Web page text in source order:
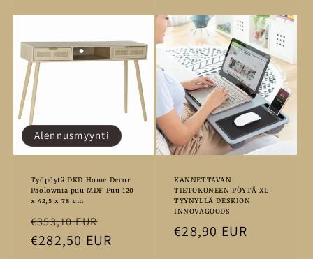
Alennusmyynti
Työpöytä DKD Home Decor
Paolownia puu MDF Puu 120
x 42,5 x 78 cm
Normaalihinta
€353,10 EUR
€282,50 EUR
KANNETTAVAN
TIETOKONEEN PÖYTÄ XL-
TYYNYLLÄ DESKION
INNOVAGOODS
Normaalihinta
€28,90 EUR